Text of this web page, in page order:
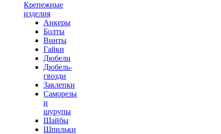
Крепежные
изделия
Анкеры
Болты
Винты
Гайки
Дюбели
Дюбель-
гвозди
Заклепки
Саморезы
и
шурупы
Шайбы
Шпильки